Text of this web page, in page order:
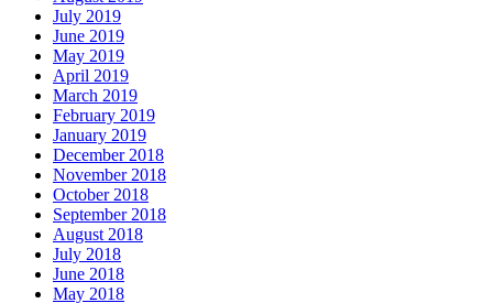
July 2019
June 2019
May 2019
April 2019
March 2019
February 2019
January 2019
December 2018
November 2018
October 2018
September 2018
August 2018
July 2018
June 2018
May 2018